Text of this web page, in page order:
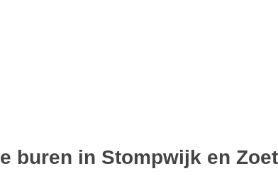
buren in Stompwijk en